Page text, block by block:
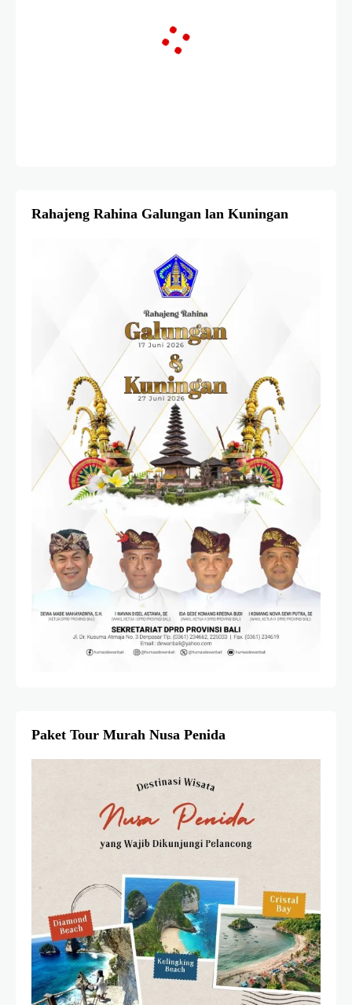
Rahajeng Rahina Galungan lan Kuningan
Paket Tour Murah Nusa Penida